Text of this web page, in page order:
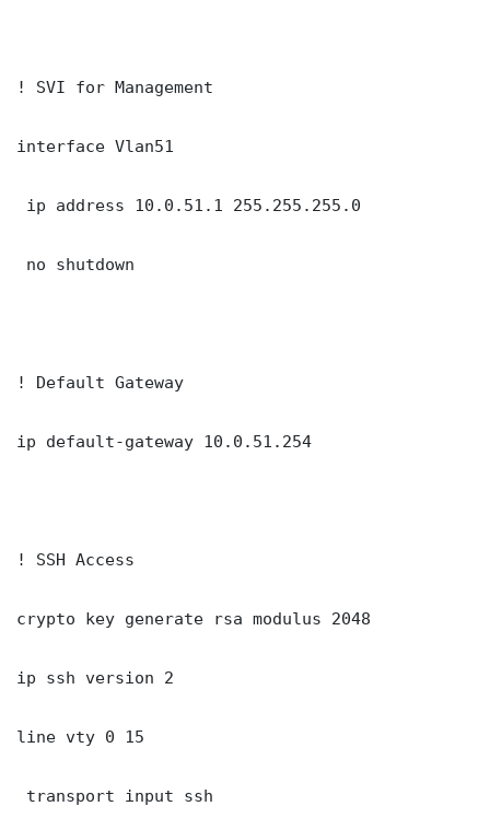
! SVI for Management
interface Vlan51
ip address 10.0.51.1 255.255.255.0
no shutdown
! Default Gateway
ip default-gateway 10.0.51.254
! SSH Access
crypto key generate rsa modulus 2048
ip ssh version 2
line vty 0 15
transport input ssh